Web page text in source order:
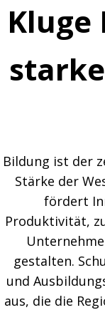
Kluge
Bildung ist der
Stärke der
fördert
Produktivität,
gestalten.
und
aus, die die